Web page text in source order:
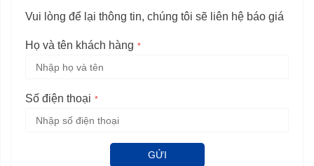
Vui lòng để lại thông tin, chúng tôi sẽ liên hệ báo giá
Họ và tên khách hàng
Số điện thoại
GỬI